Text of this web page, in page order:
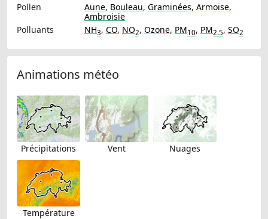
Pollen
Aune, Bouleau, Graminées, Armoise,
Ambroisie
Polluants
NH3, CO, NO2, Ozone, PM10, PM2.5, SO2
Animations météo
Précipitations Vent Nuages
Température